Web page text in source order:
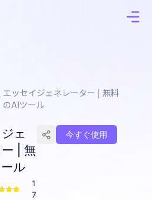
エッセイジェネレーター | 無料
のAIツール
ェ
| 無
ル
1
7
今すぐ使用